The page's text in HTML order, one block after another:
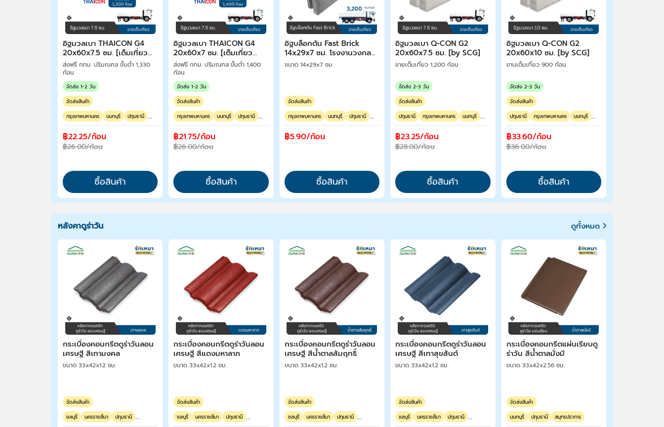
อิฐมวลเบา THAICON G4
20x60x7.5 ซม. [เต็มเที่ยว
1,300 ก้อน]
ส่งฟรี กทม. ปริมณฑล ขั้นต่ำ 1,330
ก้อน
จัดส่ง 1-2 วัน
จัดส่งสินค้า
กรุงเทพมหานคร
นนทบุรี ปทุมธานี ...
฿22.25/ก้อน
฿26.00/ก้อน
ซื้อสินค้า
อิฐมวลเบา THAICON G4
20x60x7 ซม. [เต็มเที่ยว
1,400 ก้อน]
ส่งฟรี กทม. ปริมณฑล ขั้นต่ำ 1,400
ก้อน
จัดส่ง 1-2 วัน
จัดส่งสินค้า
กรุงเทพมหานคร
นนทบุรี ปทุมธานี ...
฿21.75/ก้อน
฿26.00/ก้อน
ซื้อสินค้า
อิฐบล็อกตัน Fast Brick
14x29x7 ซม. โรงงานวงกลม
บล็อก
ขนาด 14x29x7 ซม.
จัดส่งสินค้า
กรุงเทพมหานคร
นนทบุรี ปทุมธานี ...
฿5.90/ก้อน
ซื้อสินค้า
อิฐมวลเบา Q-CON G2
20x60x7.5 ซม. [by SCG]
ขายเต็มเที่ยว 1,200 ก้อน
จัดส่ง 2-3 วัน
จัดส่งสินค้า
ปทุมธานี
กรุงเทพมหานคร นนทบุรี ...
฿23.25/ก้อน
฿28.00/ก้อน
ซื้อสินค้า
อิฐมวลเบา Q-CON G2
20x60x10 ซม. [by SCG]
ขานเต็มเที่ยว 900 ก้อน
จัดส่ง 2-3 วัน
จัดส่งสินค้า
ปทุมธานี
กรุงเทพมหานคร นนทบุรี ...
฿33.60/ก้อน
฿36.00/ก้อน
ซื้อสินค้า
หลังคาดูร่าวัน ดูทั้งหมด
กระเบื้องคอนกรีตดูร่าวันลอน
เศรษฐี สีเทามงคล
ขนาด 33x42x1.2 ซม.
จัดส่งสินค้า
ชลบุรี
นครราชสีมา ปทุมธานี ...
กระเบื้องคอนกรีตดูร่าวันลอน
เศรษฐี สีแดงมหาลาภ
ขนาด 33x42x1.2 ซม.
จัดส่งสินค้า
ชลบุรี
นครราชสีมา ปทุมธานี ...
กระเบื้องคอนกรีตดูร่าวันลอน
เศรษฐี สีน้ำตาลสัมฤทธิ์
ขนาด 33x42x1.2 ซม.
จัดส่งสินค้า
ชลบุรี
นครราชสีมา ปทุมธานี ...
กระเบื้องคอนกรีตดูร่าวันลอน
เศรษฐี สีเทาสุขสันต์
ขนาด 33x42x1.2 ซม.
จัดส่งสินค้า
ชลบุรี
นครราชสีมา ปทุมธานี ...
กระเบื้องคอนกรีตแผ่นเรียบดู
ร่าวัน สีน้ำตาลมั่งมี
ขนาด 33x42x2.56 ซม.
จัดส่งสินค้า
นนทบุรี
ปทุมธานี สมุทรปราการ